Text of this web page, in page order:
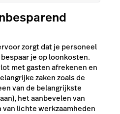
zorgt dat je personeel
je op loonkosten.
met gasten afrekenen en
zaken zoals de
van de belangrijkste
het aanbevelen van
lichte werkzaamheden